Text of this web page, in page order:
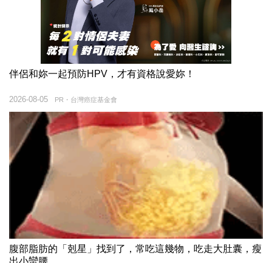
伴侶和妳一起預防HPV，才有資格說愛妳！
PR・台灣癌症基金會
2026-08-05
腹部脂肪的「剋星」找到了，常吃這幾物，吃走大肚囊，瘦
出小蠻腰